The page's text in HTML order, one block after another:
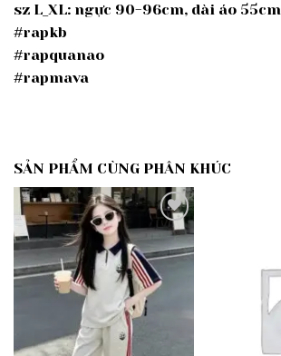
sz L_XL: ngực 90-96cm, dài áo 55cm
#rapkb
#rapquanao
#rapmava
SẢN PHẨM CÙNG PHÂN KHÚC
Add to
wishlist